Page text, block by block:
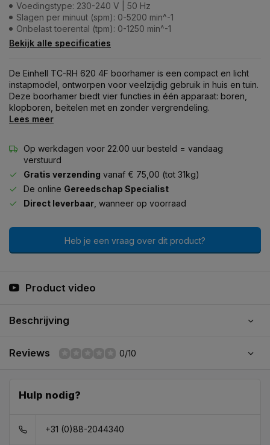
Voedingstype: 230-240 V | 50 Hz
Slagen per minuut (spm): 0-5200 min^-1
Onbelast toerental (tpm): 0-1250 min^-1
Bekijk alle specificaties
De Einhell TC-RH 620 4F boorhamer is een compact en licht
instapmodel, ontworpen voor veelzijdig gebruik in huis en tuin.
Deze boorhamer biedt vier functies in één apparaat: boren,
klopboren, beitelen met en zonder vergrendeling.
Lees meer
Op werkdagen voor 22.00 uur besteld = vandaag
verstuurd
Gratis verzending vanaf € 75,00 (tot 31kg)
De online Gereedschap Specialist
Direct leverbaar , wanneer op voorraad
Heb je een vraag over dit product?
Product video
Beschrijving
Reviews 0/10
Hulp nodig?
+31 (0)88-2044340